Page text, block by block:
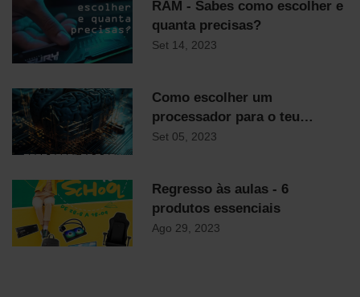
RAM - Sabes como escolher e
quanta precisas?
Set 14, 2023
Como escolher um
processador para o teu
computador
Set 05, 2023
Regresso às aulas - 6
produtos essenciais
Ago 29, 2023